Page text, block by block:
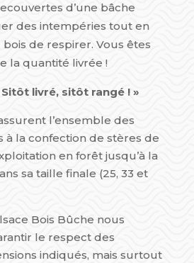
d’une bâche
des intempéries tout en
de respirer. Vous êtes
la quantité livrée !
livré, sitôt rangé ! »
l’ensemble des
à la confection de stères de
en forêt jusqu’à la
sa taille finale (25, 33 et
Bois Bûche nous
le respect des
indiqués, mais surtout